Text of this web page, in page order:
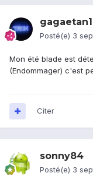
Posté(e) 3
Mon été blade est
(Endommager) c'est
Citer
sonny84
Posté(e) 3